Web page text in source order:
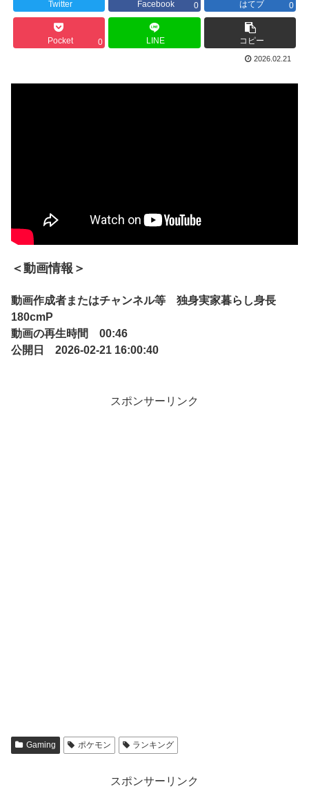
Twitter Facebook 0 はてブ 0
Pocket 0 LINE コピー
2026.02.21
＜動画情報＞
動画作成者またはチャンネル等 独身実家暮らし身長
180cmP
動画の再生時間 00:46
公開日 2026-02-21 16:00:40
スポンサーリンク
Gaming ポケモン ランキング
スポンサーリンク